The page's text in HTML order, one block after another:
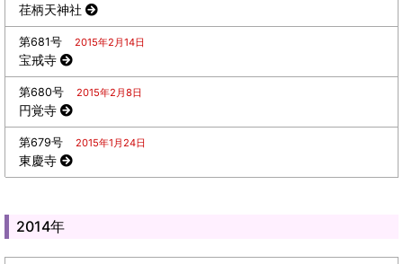
荏柄天神社
第681号 2015年2月14日
宝戒寺
第680号 2015年2月8日
円覚寺
第679号 2015年1月24日
東慶寺
2014年